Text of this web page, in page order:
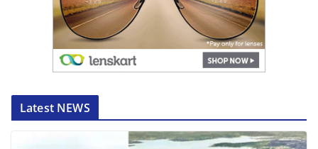
Latest NEWS